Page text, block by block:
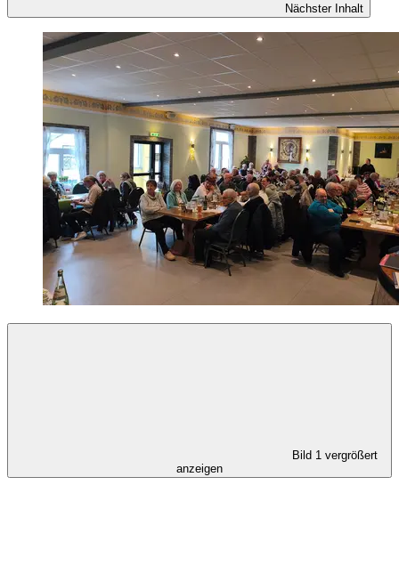
Nächster Inhalt
Bild 1 vergrößert
anzeigen